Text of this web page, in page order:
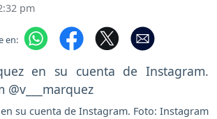
pm
en:
su cuenta de Instagram. Foto: Instagram